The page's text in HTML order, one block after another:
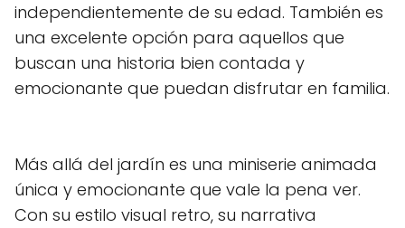
independientemente de su edad. También es
una excelente opción para aquellos que
buscan una historia bien contada y
emocionante que puedan disfrutar en familia.
Más allá del jardín es una miniserie animada
única y emocionante que vale la pena ver.
Con su estilo visual retro, su narrativa